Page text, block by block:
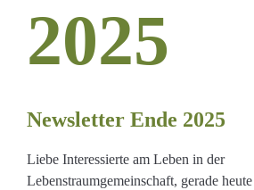
2025
Newsletter Ende 2025
Liebe Interessierte am Leben in der
Lebenstraumgemeinschaft, gerade